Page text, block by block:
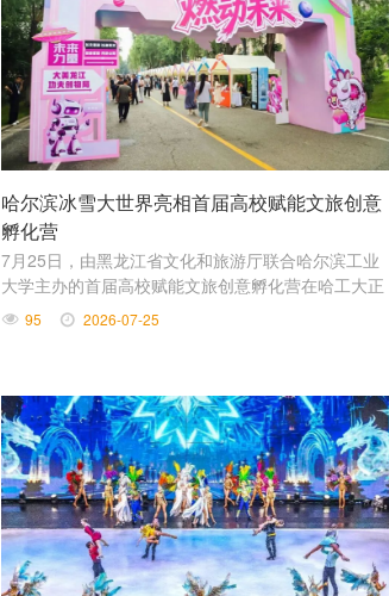
哈尔滨冰雪大世界亮相首届高校赋能文旅创意
孵化营
7月25日，由黑龙江省文化和旅游厅联合哈尔滨工业
大学主办的首届高校赋能文旅创意孵化营在哈工大正
式启幕。
95 2026-07-25